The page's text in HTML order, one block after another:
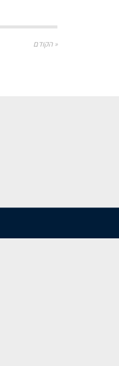
« הקודם